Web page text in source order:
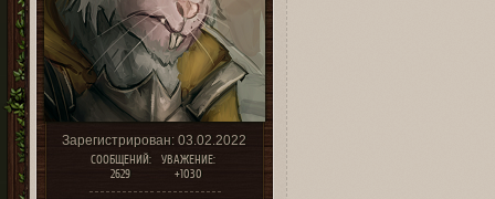
Зарегистрирован: 03.02.2022
СООБЩЕНИЙ:
2629
УВАЖЕНИЕ:
+1030